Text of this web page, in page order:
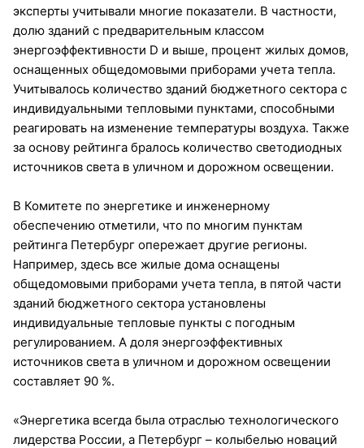
эксперты учитывали многие показатели. В частности,
долю зданий с предварительным классом
энергоэффективности D и выше, процент жилых домов,
оснащенных общедомовыми приборами учета тепла.
Учитывалось количество зданий бюджетного сектора с
индивидуальными тепловыми пунктами, способными
реагировать на изменение температуры воздуха. Также
за основу рейтинга бралось количество светодиодных
источников света в уличном и дорожном освещении.
В Комитете по энергетике и инженерному
обеспечению отметили, что по многим пунктам
рейтинга Петербург опережает другие регионы.
Например, здесь все жилые дома оснащены
общедомовыми приборами учета тепла, в пятой части
зданий бюджетного сектора установлены
индивидуальные тепловые пункты с погодным
регулированием. А доля энергоэффективных
источников света в уличном и дорожном освещении
составляет 90 %.
«Энергетика всегда была отраслью технологического
лидерства России, а Петербург – колыбелью новаций